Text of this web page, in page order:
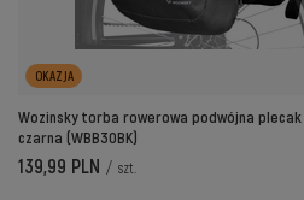
OKAZJA
Wozinsky torba rowerowa podwójna plecak
czarna (WBB30BK)
139,99 PLN / szt.